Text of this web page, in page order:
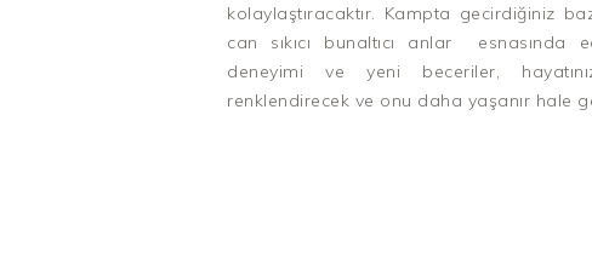
kolaylaştıracaktır. Kampta gecirdiğiniz
can sıkıcı bunaltıcı anlar esnasında
deneyimi ve yeni beceriler,
renklendirecek ve onu daha yaşanır hale